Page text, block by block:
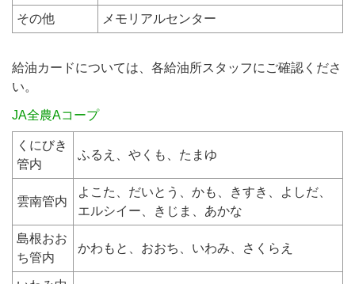
その他 メモリアルセンター
給油カードについては、各給油所スタッフにご確認くださ
い。
JA全農Aコープ
くにびき
管内
ふるえ、やくも、たまゆ
雲南管内
よこた、だいとう、かも、きすき、よしだ、
エルシイー、きじま、あかな
島根おお
ち管内
かわもと、おおち、いわみ、さくらえ